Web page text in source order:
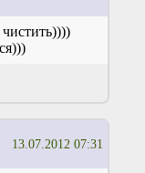
13.07.2012 07:31